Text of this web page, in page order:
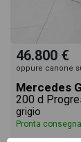
46.800 €
oppure canone
Mercedes
200 d
grigio
Pronta consegna